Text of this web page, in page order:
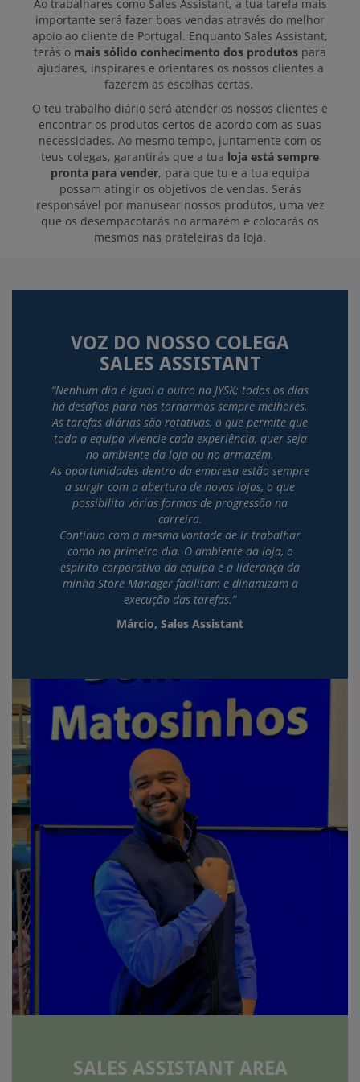
Ao trabalhares como Sales Assistant, a tua tarefa mais
importante será fazer boas vendas através do melhor
apoio ao cliente de Portugal. Enquanto Sales Assistant,
terás o mais sólido conhecimento dos produtos para
ajudares, inspirares e orientares os nossos clientes a
fazerem as escolhas certas.
O teu trabalho diário será atender os nossos clientes e
encontrar os produtos certos de acordo com as suas
necessidades. Ao mesmo tempo, juntamente com os
teus colegas, garantirás que a tua loja está sempre
pronta para vender, para que tu e a tua equipa
possam atingir os objetivos de vendas. Serás
responsável por manusear nossos produtos, uma vez
que os desempacotarás no armazém e colocarás os
mesmos nas prateleiras da loja.
VOZ DO NOSSO COLEGA
SALES ASSISTANT
“Nenhum dia é igual a outro na JYSK; todos os dias
há desafios para nos tornarmos sempre melhores.
As tarefas diárias são rotativas, o que permite que
toda a equipa vivencie cada experiência, quer seja
no ambiente da loja ou no armazém.
As oportunidades dentro da empresa estão sempre
a surgir com a abertura de novas lojas, o que
possibilita várias formas de progressão na
carreira.
Continuo com a mesma vontade de ir trabalhar
como no primeiro dia. O ambiente da loja, o
espírito corporativo da equipa e a liderança da
minha Store Manager facilitam e dinamizam a
execução das tarefas.”
Márcio, Sales Assistant
SALES ASSISTANT AREA